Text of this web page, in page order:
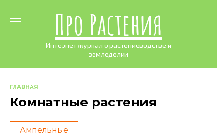
Про Растения
Интернет журнал о растениеводстве и
земледелии
ГЛАВНАЯ
Комнатные растения
Ампельные